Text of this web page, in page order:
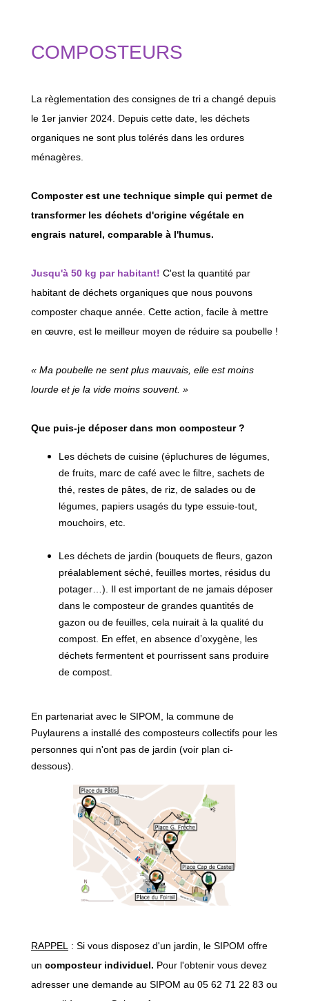
COMPOSTEURS
La règlementation des consignes de tri a changé depuis
le 1er janvier 2024. Depuis cette date, les déchets
organiques ne sont plus tolérés dans les ordures
ménagères.
Composter est une technique simple qui permet de
transformer les déchets d'origine végétale en
engrais naturel, comparable à l'humus.
Jusqu'à 50 kg par habitant! C'est la quantité par
habitant de déchets organiques que nous pouvons
composter chaque année. Cette action, facile à mettre
en œuvre, est le meilleur moyen de réduire sa poubelle !
« Ma poubelle ne sent plus mauvais, elle est moins
lourde et je la vide moins souvent. »
Que puis-je déposer dans mon composteur ?
Les déchets de cuisine (épluchures de légumes,
de fruits, marc de café avec le filtre, sachets de
thé, restes de pâtes, de riz, de salades ou de
légumes, papiers usagés du type essuie-tout,
mouchoirs, etc.
Les déchets de jardin (bouquets de fleurs, gazon
préalablement séché, feuilles mortes, résidus du
potager…). Il est important de ne jamais déposer
dans le composteur de grandes quantités de
gazon ou de feuilles, cela nuirait à la qualité du
compost. En effet, en absence d’oxygène, les
déchets fermentent et pourrissent sans produire
de compost.
​​​​​​​En partenariat avec le SIPOM, la commune de
Puylaurens a installé des composteurs collectifs pour les
personnes qui n'ont pas de jardin (voir plan ci-
dessous).
RAPPEL
: Si vous disposez d'un jardin, le SIPOM offre
un composteur individuel. Pour l'obtenir vous devez
adresser une demande au SIPOM au 05 62 71 22 83 ou